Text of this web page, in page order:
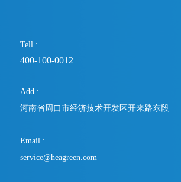
Tell :
400-100-0012
Add :
河南省周口市经济技术开发区开来路东段
Email :
service@heagreen.com